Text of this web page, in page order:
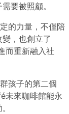
要被照顧。
的力量，不僅陪
，也創立了
而重新融入社
孩子的第二個
未來咖啡館能永